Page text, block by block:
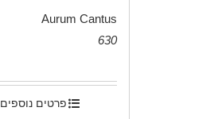
Aurum Cantus
630
פרטים נוספים